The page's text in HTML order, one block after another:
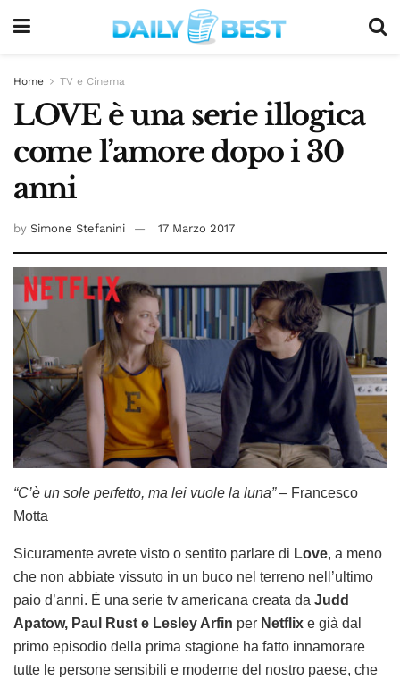
Home TV e Cinema
LOVE è una serie illogica
come l’amore dopo i 30
anni
by Simone Stefanini 17 Marzo 2017
“C’è un sole perfetto, ma lei vuole la luna”– Francesco
Motta
Sicuramente avrete visto o sentito parlare di Love, a meno
che non abbiate vissuto in un buco nel terreno nell’ultimo
paio d’anni. È una serie tv americana creata da Judd
Apatow, Paul Rust e Lesley Arfin per Netflix e già dal
primo episodio della prima stagione ha fatto innamorare
tutte le persone sensibili e moderne del nostro paese, che